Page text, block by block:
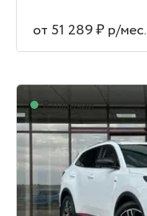
от 51 289 ₽ р/мес.
В наличии